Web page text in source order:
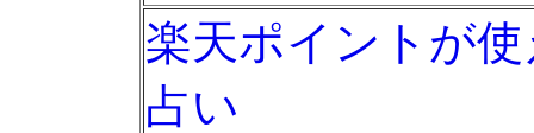
楽天ポイントが
占い